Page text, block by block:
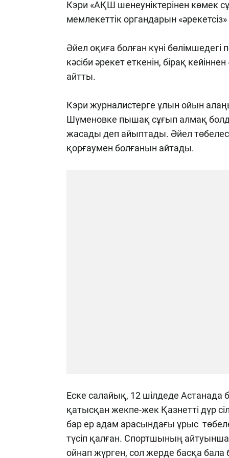
Кэри «АҚШ шенеуніктерінен көмек
мемлекеттік органдарын
Әйел оқиға болған күні
кәсіби әрекет еткенін, бірақ
айтты.
Кэри журналистерге ұлын ойын
Шүменовке пышақ сұғып алмақ
жасады деп айыптады. Әйел төбелес
қорғаумен болғанын айтады.
Еске салайық, 12 шілдеде
қатысқан жекпе-жек Қазнетті дүр
бар ер адам арасындағы ұрыс
түсіп қалған. Спортшының
ойнап жүрген, сол жерде басқа бала